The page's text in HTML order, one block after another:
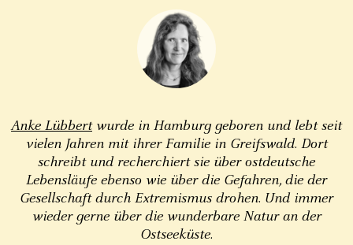
Anke Lübbertwurde in Hamburg geboren und lebt seit
vielen Jahren mit ihrer Familie in Greifswald. Dort
schreibt und recherchiert sie über ostdeutsche
Lebensläufe ebenso wie über die Gefahren, die der
Gesellschaft durch Extremismus drohen. Und immer
wieder gerne über die wunderbare Natur an der
Ostseeküste.